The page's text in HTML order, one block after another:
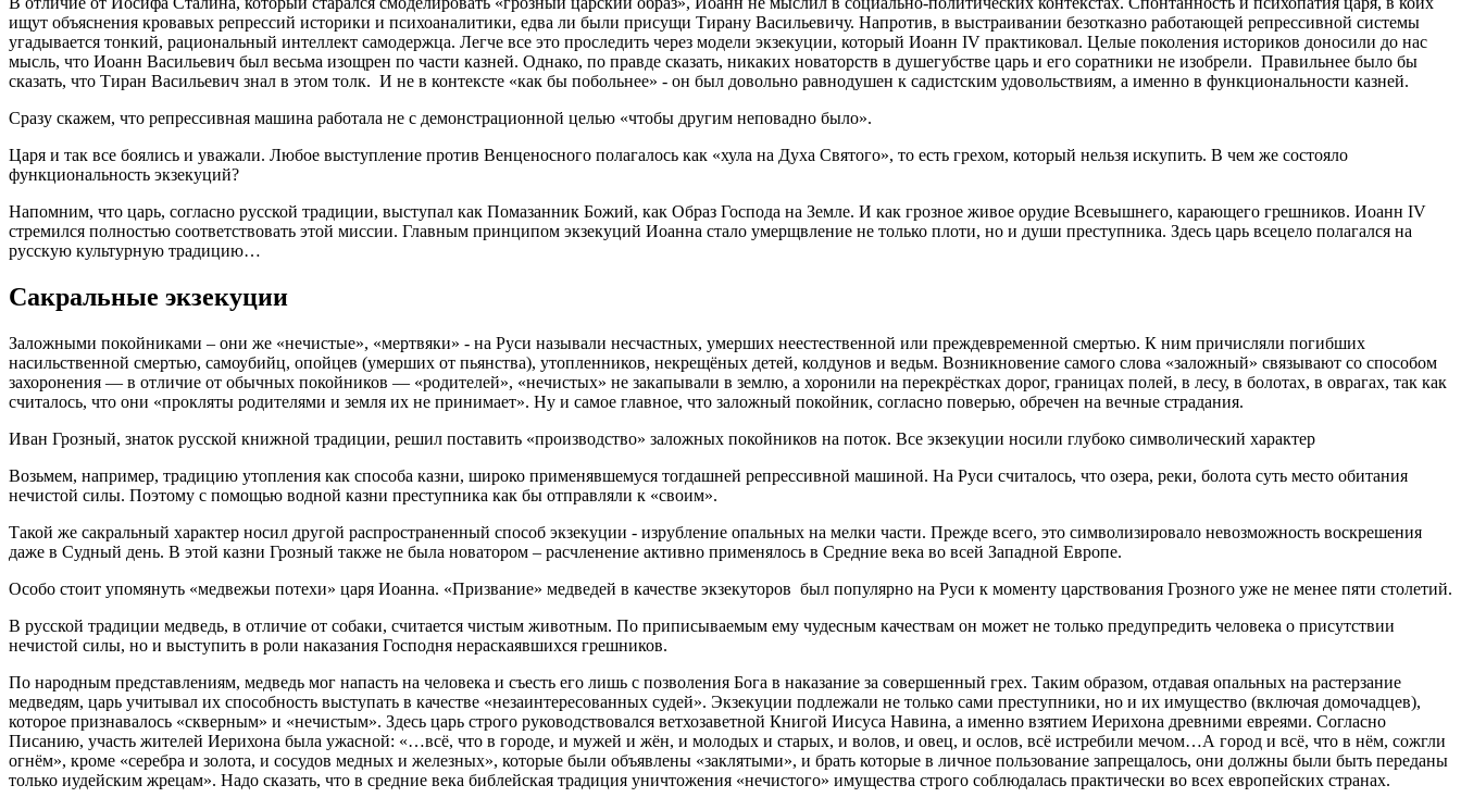
ищут объяснения кровавых репрессий историки и психоаналитики, едва ли были присущи Тирану Васильевичу. Напротив, в выстраивании безотказно работающей репрессивной системы
угадывается тонкий, рациональный интеллект самодержца. Легче все это проследить через модели экзекуции, который Иоанн IV практиковал. Целые поколения историков доносили до нас
мысль, что Иоанн Васильевич был весьма изощрен по части казней. Однако, по правде сказать, никаких новаторств в душегубстве царь и его соратники не изобрели. Правильнее было бы
сказать, что Тиран Васильевич знал в этом толк. И не в контексте «как бы побольнее» - он был довольно равнодушен к садистским удовольствиям, а именно в функциональности казней.
Сразу скажем, что репрессивная машина работала не с демонстрационной целью «чтобы другим неповадно было».
Царя и так все боялись и уважали. Любое выступление против Венценосного полагалось как «хула на Духа Святого», то есть грехом, который нельзя искупить. В чем же состояло
функциональность экзекуций?
Напомним, что царь, согласно русской традиции, выступал как Помазанник Божий, как Образ Господа на Земле. И как грозное живое орудие Всевышнего, карающего грешников. Иоанн IV
стремился полностью соответствовать этой миссии. Главным принципом экзекуций Иоанна стало умерщвление не только плоти, но и души преступника. Здесь царь всецело полагался на
русскую культурную традицию…
Сакральные экзекуции
Заложными покойниками – они же «нечистые», «мертвяки» - на Руси называли несчастных, умерших неестественной или преждевременной смертью. К ним причисляли погибших
насильственной смертью, самоубийц, опойцев (умерших от пьянства), утопленников, некрещёных детей, колдунов и ведьм. Возникновение самого слова «заложный» связывают со способом
захоронения — в отличие от обычных покойников — «родителей», «нечистых» не закапывали в землю, а хоронили на перекрёстках дорог, границах полей, в лесу, в болотах, в оврагах, так как
считалось, что они «прокляты родителями и земля их не принимает». Ну и самое главное, что заложный покойник, согласно поверью, обречен на вечные страдания.
Иван Грозный, знаток русской книжной традиции, решил поставить «производство» заложных покойников на поток. Все экзекуции носили глубоко символический характер
Возьмем, например, традицию утопления как способа казни, широко применявшемуся тогдашней репрессивной машиной. На Руси считалось, что озера, реки, болота суть место обитания
нечистой силы. Поэтому с помощью водной казни преступника как бы отправляли к «своим».
Такой же сакральный характер носил другой распространенный способ экзекуции - изрубление опальных на мелки части. Прежде всего, это символизировало невозможность воскрешения
даже в Судный день. В этой казни Грозный также не была новатором – расчленение активно применялось в Средние века во всей Западной Европе.
Особо стоит упомянуть «медвежьи потехи» царя Иоанна. «Призвание» медведей в качестве экзекуторов был популярно на Руси к моменту царствования Грозного уже не менее пяти столетий.
В русской традиции медведь, в отличие от собаки, считается чистым животным. По приписываемым ему чудесным качествам он может не только предупредить человека о присутствии
нечистой силы, но и выступить в роли наказания Господня нераскаявшихся грешников.
По народным представлениям, медведь мог напасть на человека и съесть его лишь с позволения Бога в наказание за совершенный грех. Таким образом, отдавая опальных на растерзание
медведям, царь учитывал их способность выступать в качестве «незаинтересованных судей». Экзекуции подлежали не только сами преступники, но и их имущество (включая домочадцев),
которое признавалось «скверным» и «нечистым». Здесь царь строго руководствовался ветхозаветной Книгой Иисуса Навина, а именно взятием Иерихона древними евреями. Согласно
Писанию, участь жителей Иерихона была ужасной: «…всё, что в городе, и мужей и жён, и молодых и старых, и волов, и овец, и ослов, всё истребили мечом…А город и всё, что в нём, сожгли
огнём», кроме «серебра и золота, и сосудов медных и железных», которые были объявлены «заклятыми», и брать которые в личное пользование запрещалось, они должны были быть переданы
только иудейским жрецам». Надо сказать, что в средние века библейская традиция уничтожения «нечистого» имущества строго соблюдалась практически во всех европейских странах.